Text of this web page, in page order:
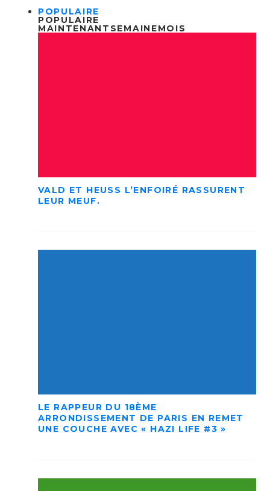
POPULAIRE
POPULAIRE
MAINTENANT SEMAINEMOIS
VALD ET HEUSS L’ENFOIRÉ RASSURENT
LEUR MEUF.
LE RAPPEUR DU 18ÈME
ARRONDISSEMENT DE PARIS EN REMET
UNE COUCHE AVEC « HAZI LIFE #3 »